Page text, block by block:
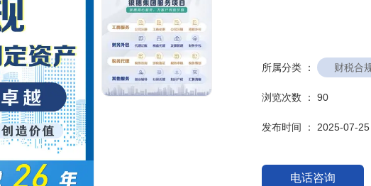
所属分类 ： 财税合
浏览次数 ： 90
发布时间 ： 2025-07-25
电话咨询